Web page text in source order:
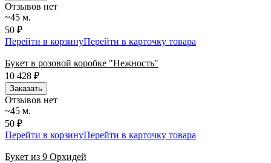
Отзывов нет
~45 м.
50 ₽
Перейти в корзинуПерейти в карточку товара
Букет в розовой коробке "Нежность"
10 428 ₽
Заказать
Отзывов нет
~45 м.
50 ₽
Перейти в корзинуПерейти в карточку товара
Букет из 9 Орхидей